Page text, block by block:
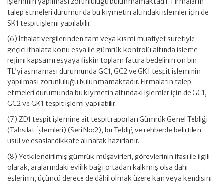
talep etmeleri durumunda bu kıymetin altındaki işlemler için de
SK1 tespit işlemi yapılabilir.
(6) İthalat vergilerinden tam veya kısmi muafiyet suretiyle
geçici ithalata konu eşya ile gümrük kontrolü altında işleme
rejimi kapsamı eşyaya ilişkin toplam fatura bedelinin on bin
TL’yi aşmaması durumunda GC1, GC2 ve GK1 tespit işleminin
yapılması zorunluluğu bulunmamaktadır. Firmaların talep
etmeleri durumunda bu kıymetin altındaki işlemler için de GC1,
GC2 ve GK1 tespit işlemi yapılabilir.
(7) ZD1 tespit işlemine ait tespit raporları Gümrük Genel Tebliği
(Tahsilat İşlemleri) (Seri No:2), bu Tebliğ ve rehberde belirtilen
usul ve esaslar dikkate alınarak hazırlanır.
(8) Yetkilendirilmiş gümrük müşavirleri, görevlerinin ifası ile ilgili
olarak, aralarındaki evlilik bağı ortadan kalkmış olsa dahi
eşlerinin, üçüncü derece de dâhil olmak üzere kan veya kendisini